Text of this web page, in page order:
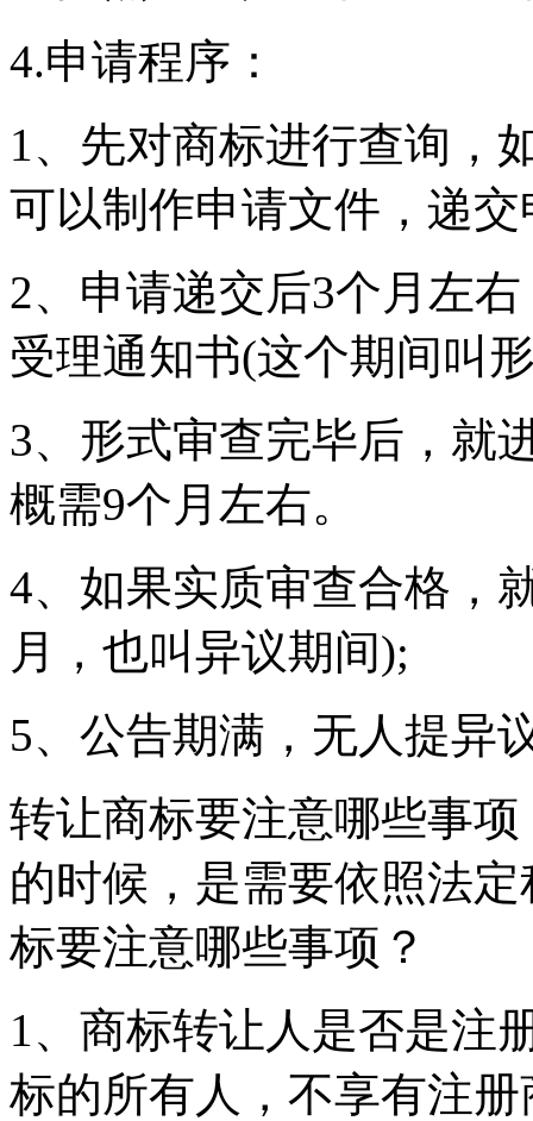
4.申请程序：
1、先对商标进行查询，
可以制作申请文件，递交
2、申请递交后3个月左
受理通知书(这个期间叫
3、形式审查完毕后，就
概需9个月左右。
4、如果实质审查合格，
月，也叫异议期间);
5、公告期满，无人提异
转让商标要注意哪些事
的时候，是需要依照法
标要注意哪些事项？
1、商标转让人是否是注
标的所有人，不享有注